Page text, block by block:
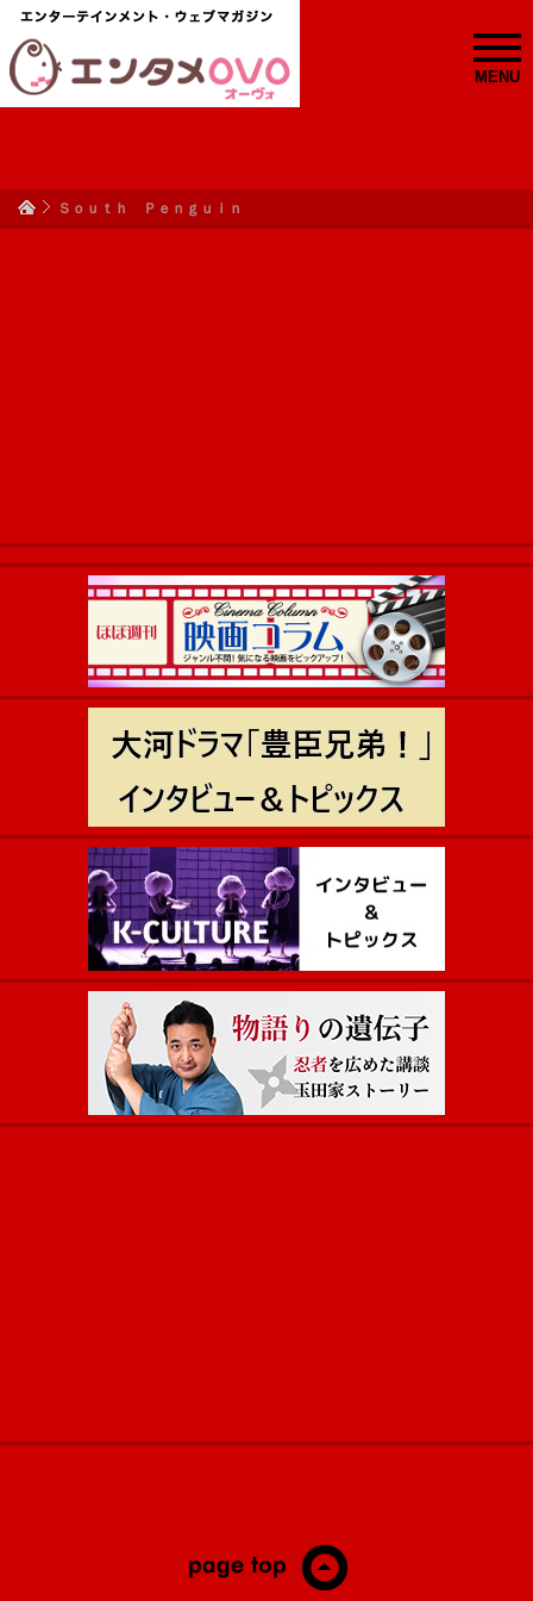
MENU
Ｓｏｕｔｈ Ｐｅｎｇｕｉｎ